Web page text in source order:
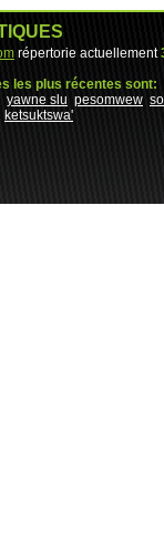
répertorie actuellement
les plus récentes sont:
yawne slu pesomwew
ketsuktswa'